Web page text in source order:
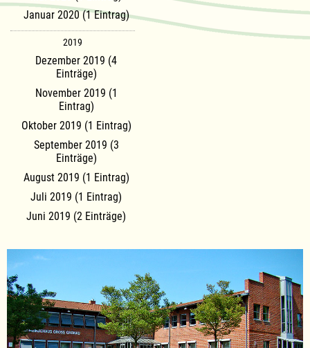
Januar 2020 (1 Eintrag)
2019
Dezember 2019 (4
Einträge)
November 2019 (1
Eintrag)
Oktober 2019 (1 Eintrag)
September 2019 (3
Einträge)
August 2019 (1 Eintrag)
Juli 2019 (1 Eintrag)
Juni 2019 (2 Einträge)